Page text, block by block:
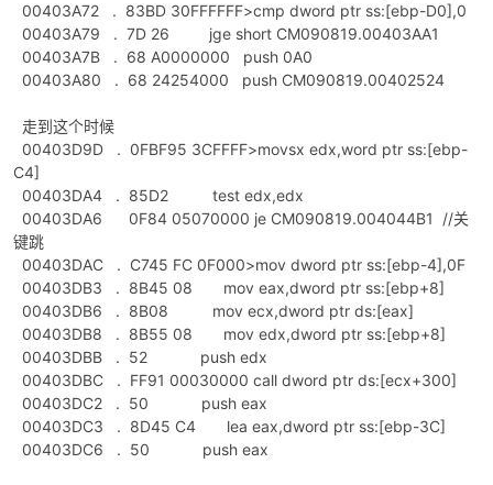
00403A72 . 83BD 30FFFFFF>cmp dword ptr ss:[ebp-D0],0
00403A79 . 7D 26 jge short CM090819.00403AA1
00403A7B . 68 A0000000 push 0A0
00403A80 . 68 24254000 push CM090819.00402524
走到这个时候
00403D9D . 0FBF95 3CFFFF>movsx edx,word ptr ss:[ebp-
C4]
00403DA4 . 85D2 test edx,edx
00403DA6 0F84 05070000 je CM090819.004044B1 //关
键跳
00403DAC . C745 FC 0F000>mov dword ptr ss:[ebp-4],0F
00403DB3 . 8B45 08 mov eax,dword ptr ss:[ebp+8]
00403DB6 . 8B08 mov ecx,dword ptr ds:[eax]
00403DB8 . 8B55 08 mov edx,dword ptr ss:[ebp+8]
00403DBB . 52 push edx
00403DBC . FF91 00030000 call dword ptr ds:[ecx+300]
00403DC2 . 50 push eax
00403DC3 . 8D45 C4 lea eax,dword ptr ss:[ebp-3C]
00403DC6 . 50 push eax